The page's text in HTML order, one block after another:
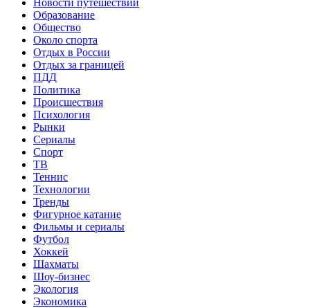
Образование
Общество
Около спорта
Отдых в России
Отдых за границей
ПДД
Политика
Происшествия
Психология
Рынки
Сериалы
Спорт
ТВ
Теннис
Технологии
Тренды
Фигурное катание
Фильмы и сериалы
Футбол
Хоккей
Шахматы
Шоу-бизнес
Экология
Экономика